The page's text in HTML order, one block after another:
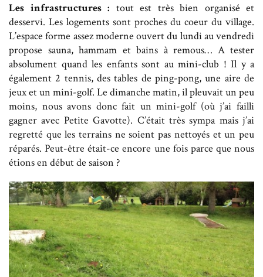
Les infrastructures : tout est très bien organisé et
desservi. Les logements sont proches du coeur du village.
L’espace forme assez moderne ouvert du lundi au vendredi
propose sauna, hammam et bains à remous… A tester
absolument quand les enfants sont au mini-club ! Il y a
également 2 tennis, des tables de ping-pong, une aire de
jeux et un mini-golf. Le dimanche matin, il pleuvait un peu
moins, nous avons donc fait un mini-golf (où j’ai failli
gagner avec Petite Gavotte). C’était très sympa mais j’ai
regretté que les terrains ne soient pas nettoyés et un peu
réparés. Peut-être était-ce encore une fois parce que nous
étions en début de saison ?